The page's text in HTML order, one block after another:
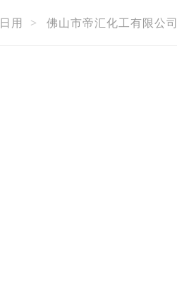
用 > 佛山市帝汇化工有限公司